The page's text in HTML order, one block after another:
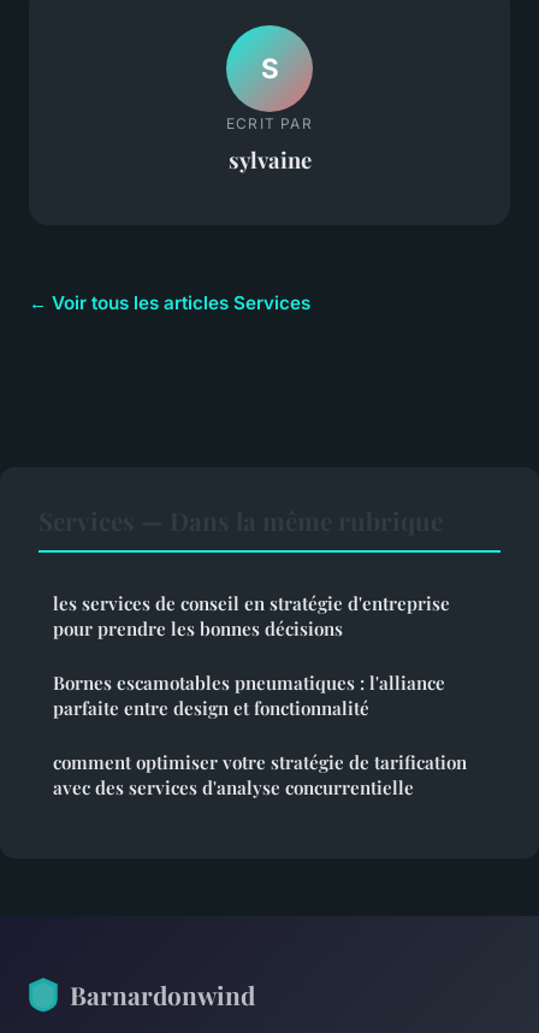
S
ECRIT PAR
sylvaine
← Voir tous les articles Services
les services de conseil en stratégie d'entreprise
pour prendre les bonnes décisions
Bornes escamotables pneumatiques : l'alliance
parfaite entre design et fonctionnalité
comment optimiser votre stratégie de tarification
avec des services d'analyse concurrentielle
Barnardonwind